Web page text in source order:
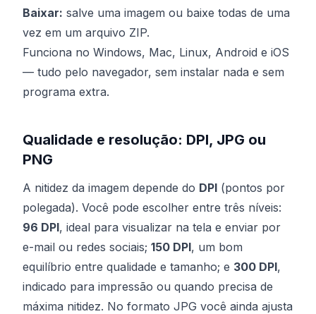
Baixar: salve uma imagem ou baixe todas de uma
vez em um arquivo ZIP.
Funciona no Windows, Mac, Linux, Android e iOS
— tudo pelo navegador, sem instalar nada e sem
programa extra.
Qualidade e resolução: DPI, JPG ou
PNG
A nitidez da imagem depende do DPI (pontos por
polegada). Você pode escolher entre três níveis:
96 DPI, ideal para visualizar na tela e enviar por
e-mail ou redes sociais; 150 DPI, um bom
equilíbrio entre qualidade e tamanho; e 300 DPI,
indicado para impressão ou quando precisa de
máxima nitidez. No formato JPG você ainda ajusta